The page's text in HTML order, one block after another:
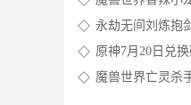
永劫无间刘炼抱
原神7月20日兑
魔兽世界亡灵杀